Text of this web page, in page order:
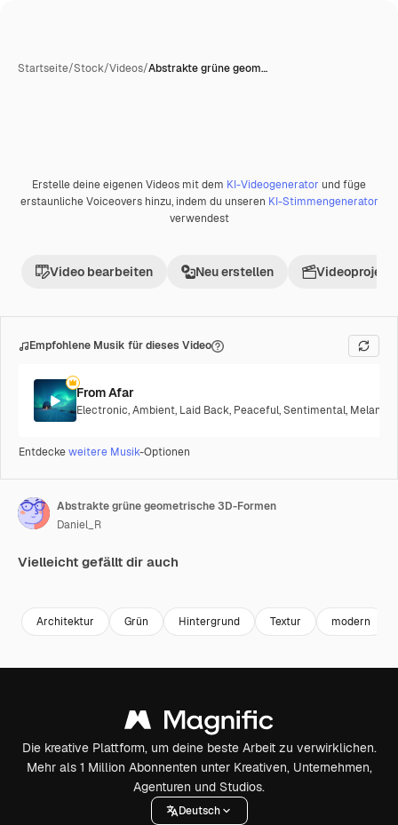
Startseite/Stock/Videos/Abstrakte grüne geom…
Premium
Erstelle deine eigenen Videos mit dem KI-Videogenerator und füge
erstaunliche Voiceovers hinzu, indem du unseren KI-Stimmengenerator
verwendest
Video bearbeiten Neu erstellen Videoprojekt
Empfohlene Musik für dieses Video
From Afar
Electronic,Ambient, Laid Back, Peaceful,Sentimental,
Entdeckeweitere Musik-Optionen
Abstrakte grüne geometrische 3D-Formen
Daniel_R
Vielleicht gefällt dir auch
Architektur Grün Hintergrund Textur modern
Die kreative Plattform, um deine beste Arbeit zu verwirklichen.
Mehr als 1 Million Abonnenten unter Kreativen, Unternehmen,
Agenturen und Studios.
Deutsch